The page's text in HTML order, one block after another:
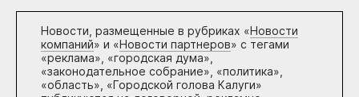
Новости, размещенные в рубриках «Новости
компаний» и «Новости партнеров» с тегами
«реклама», «городская дума»,
«законодательное собрание», «политика»,
«область», «Городской голова Калуги»